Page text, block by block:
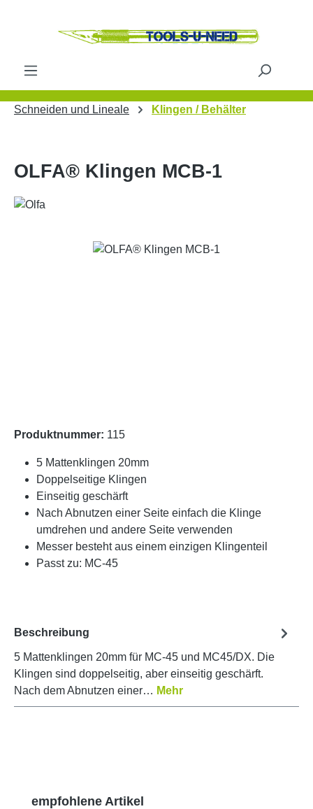
Schneiden und Lineale Klingen / Behälter
OLFA® Klingen MCB-1
Bildergalerie überspringen
Produktnummer: 115
5 Mattenklingen 20mm
Doppelseitige Klingen
Einseitig geschärft
Nach Abnutzen einer Seite einfach die Klinge
umdrehen und andere Seite verwenden
Messer besteht aus einem einzigen Klingenteil
Passt zu: MC-45
Beschreibung
5 Mattenklingen 20mm für MC-45 und MC45/DX. Die
Klingen sind doppelseitig, aber einseitig geschärft.
Nach dem Abnutzen einer… Mehr
Produktgalerie überspringen
empfohlene Artikel